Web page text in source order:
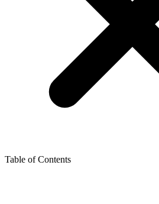
Table of Contents